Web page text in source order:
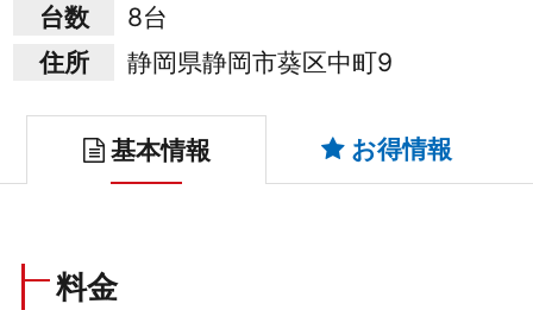
台数
8台
住所
静岡県静岡市葵区中町9
基本情報 お得情報
料金